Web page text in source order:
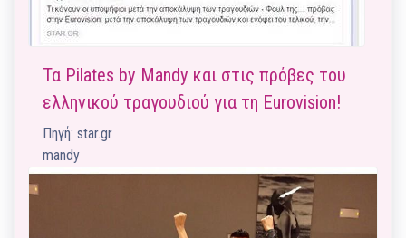
Τα Pilates by Mandy και στις πρόβες του
ελληνικού τραγουδιού για τη Eurovision!
Πηγή: star.gr
mandy